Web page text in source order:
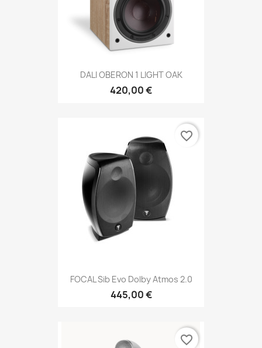
DALI OBERON 1 LIGHT OAK
420,00 €
FOCAL Sib Evo Dolby Atmos 2.0
445,00 €
favorite_border
favorite_border